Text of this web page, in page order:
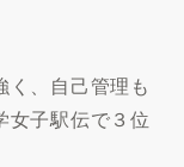
く、自己管理も
女子駅伝で３位